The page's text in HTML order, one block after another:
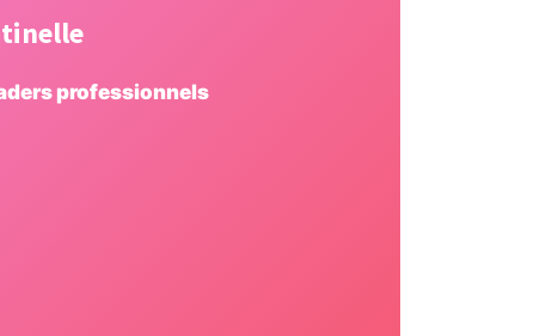
professionnels